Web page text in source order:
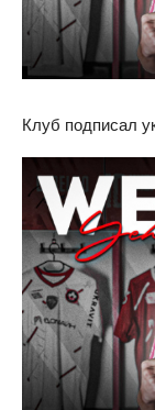
Клуб подписал